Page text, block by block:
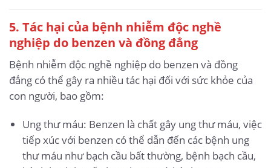
5. Tác hại của bệnh nhiễm độc nghề
nghiệp do benzen và đồng đẳng
Bệnh nhiễm độc nghề nghiệp do benzen và đồng
đẳng có thể gây ra nhiều tác hại đối với sức khỏe của
con người, bao gồm:
Ung thư máu: Benzen là chất gây ung thư máu, việc
tiếp xúc với benzen có thể dẫn đến các bệnh ung
thư máu như bạch cầu bất thường, bệnh bạch cầu,